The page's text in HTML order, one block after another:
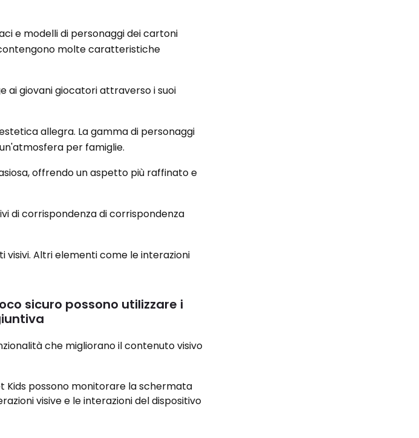
e modelli di personaggi dei cartoni
molte caratteristiche
ai giovani giocatori attraverso i suoi
allegra. La gamma di personaggi
per famiglie.
offrendo un aspetto più raffinato e
di corrispondenza di corrispondenza
visivi. Altri elementi come le interazioni
sicuro possono utilizzare i
che migliorano il contenuto visivo
Kids possono monitorare la schermata
visive e le interazioni del dispositivo